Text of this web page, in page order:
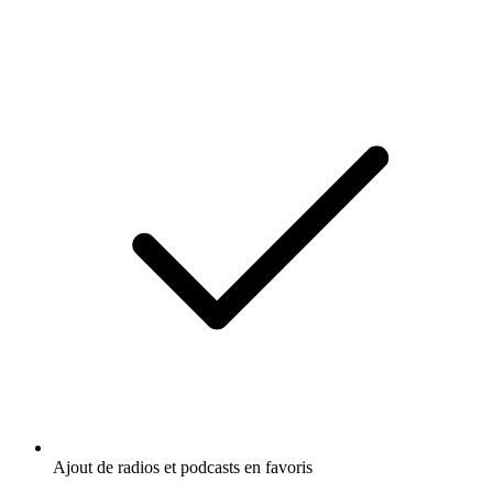
Ajout de radios et podcasts en favoris